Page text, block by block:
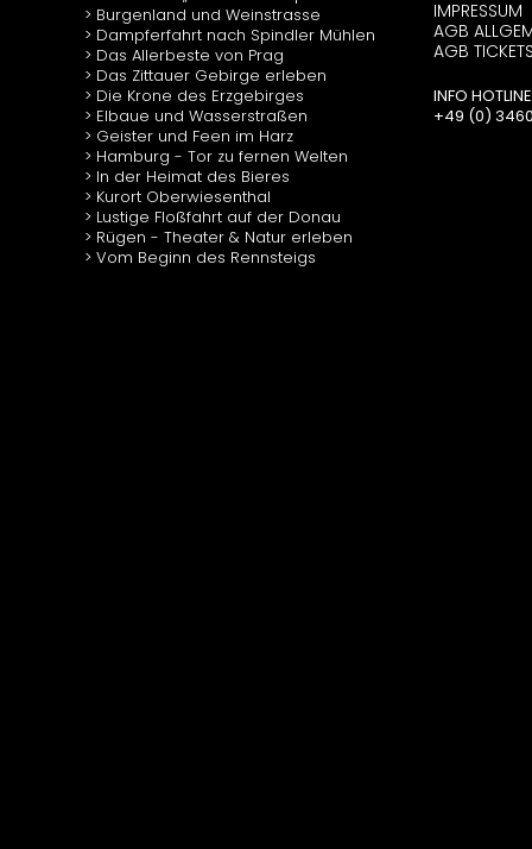
Burgenland und Weinstrasse
Dampferfahrt nach Spindler Mühlen
Das Allerbeste von Prag
Das Zittauer Gebirge erleben
Die Krone des Erzgebirges
Elbaue und Wasserstraßen
Geister und Feen im Harz
Hamburg - Tor zu fernen Welten
In der Heimat des Bieres
Kurort Oberwiesenthal
Lustige Floßfahrt auf der Donau
Rügen - Theater & Natur erleben
Vom Beginn des Rennsteigs
IMPRESSUM
AGB
AGB
INFO HOTLINE
+49 (0)